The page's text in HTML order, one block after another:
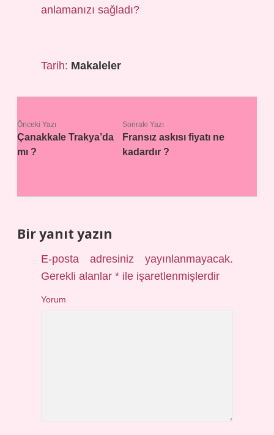
anlamanızı sağladı?
Tarih: Makaleler
Önceki Yazı
Çanakkale Trakya’da
mı ?
Sonraki Yazı
Fransız askısı fiyatı ne
kadardır ?
Bir yanıt yazın
E-posta adresiniz yayınlanmayacak.
Gerekli alanlar* ile işaretlenmişlerdir
Yorum